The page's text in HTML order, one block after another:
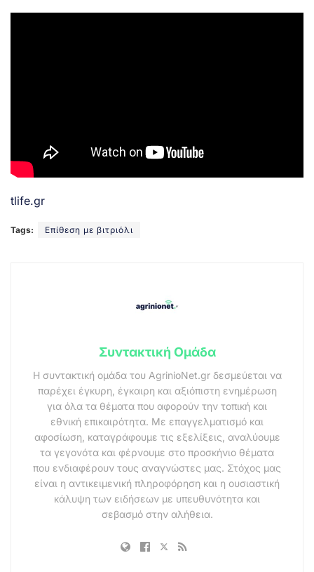
tlife.gr
Tags: Επίθεση με βιτριόλι
Συντακτική Ομάδα
Η συντακτική ομάδα του AgrinioNet.gr δεσμεύεται να
παρέχει έγκυρη, έγκαιρη και αξιόπιστη ενημέρωση
για όλα τα θέματα που αφορούν την τοπική και
εθνική επικαιρότητα. Με επαγγελματισμό και
αφοσίωση, καταγράφουμε τις εξελίξεις, αναλύουμε
τα γεγονότα και φέρνουμε στο προσκήνιο θέματα
που ενδιαφέρουν τους αναγνώστες μας. Στόχος μας
είναι η αντικειμενική πληροφόρηση και η ουσιαστική
κάλυψη των ειδήσεων με υπευθυνότητα και
σεβασμό στην αλήθεια.